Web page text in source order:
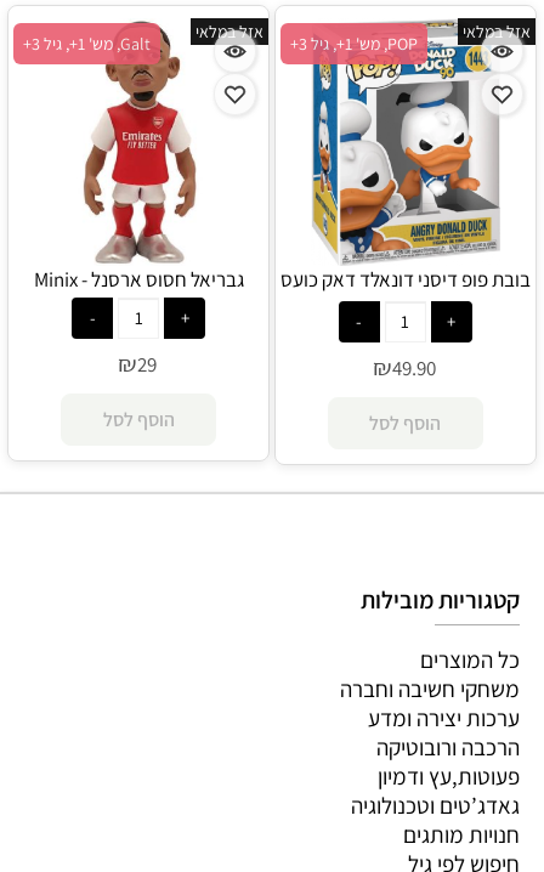
POP, מש' 1+, גיל 3+
אזל במלאי
בובת פופ דיסני דונאלד דאק כועס
₪49.90
הוסף לסל
Galt, מש' 1+, גיל 3+
אזל במלאי
גבריאל חסוס ארסנל - Minix
₪29
הוסף לסל
קטגוריות מובילות
כל המוצרים
משחקי חשיבה וחברה
ערכות יצירה ומדע
הרכבה ורובוטיקה
פעוטות,עץ ודמיון
גאדג’טים וטכנולוגיה
חנויות מותגים
חיפוש לפי גיל